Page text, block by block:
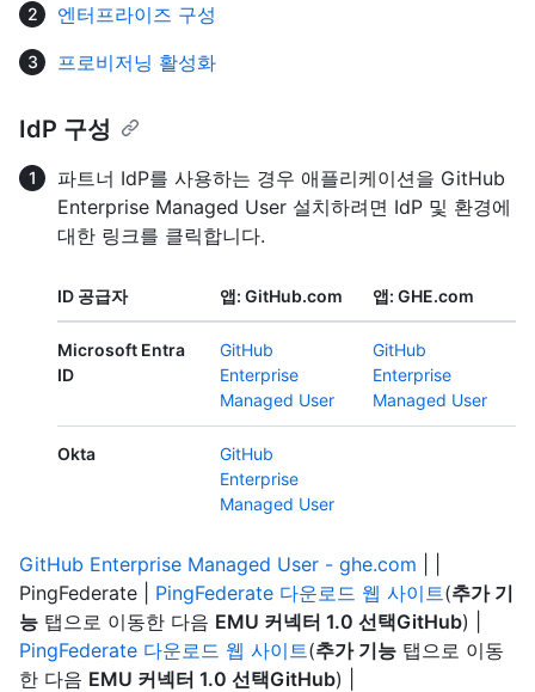
엔터프라이즈 구성
프로비저닝 활성화
IdP 구성
파트너 IdP를 사용하는 경우 애플리케이션을 GitHub
Enterprise Managed User 설치하려면 IdP 및 환경에
대한 링크를 클릭합니다.
ID 공급자 앱: GitHub.com 앱: GHE.com
Microsoft Entra
ID
GitHub
Enterprise
Managed User
GitHub
Enterprise
Managed User
Okta
GitHub
Enterprise
Managed User
GitHub Enterprise Managed User - ghe.com
PingFederate | PingFederate 다운로드 웹 사이트(추가 기
능 탭으로 이동한 다음 EMU 커넥터 1.0 선택GitHub) |
PingFederate 다운로드 웹 사이트(추가 기능 탭으로 이동
한 다음 EMU 커넥터 1.0 선택GitHub) |